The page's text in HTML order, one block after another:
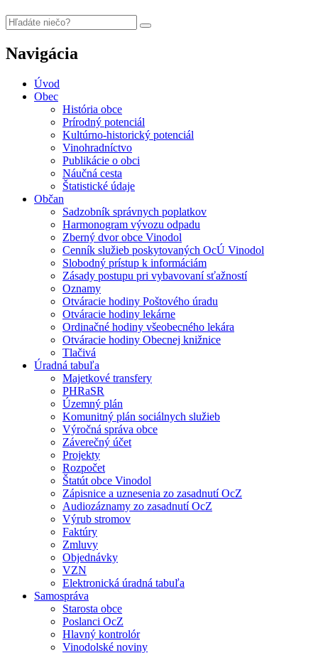
Navigácia
Úvod
Obec
História obce
Prírodný potenciál
Kultúrno-historický potenciál
Vinohradníctvo
Publikácie o obci
Náučná cesta
Štatistické údaje
Občan
Sadzobník správnych poplatkov
Harmonogram vývozu odpadu
Zberný dvor obce Vinodol
Cenník služieb poskytovaných OcÚ Vinodol
Slobodný prístup k informáciám
Zásady postupu pri vybavovaní sťažností
Oznamy
Otváracie hodiny Poštového úradu
Otváracie hodiny lekárne
Ordinačné hodiny všeobecného lekára
Otváracie hodiny Obecnej knižnice
Tlačivá
Úradná tabuľa
Majetkové transfery
PHRaSR
Územný plán
Komunitný plán sociálnych služieb
Výročná správa obce
Záverečný účet
Projekty
Rozpočet
Štatút obce Vinodol
Zápisnice a uznesenia zo zasadnutí OcZ
Audiozáznamy zo zasadnutí OcZ
Výrub stromov
Faktúry
Zmluvy
Objednávky
VZN
Elektronická úradná tabuľa
Samospráva
Starosta obce
Poslanci OcZ
Hlavný kontrolór
Vinodolské noviny